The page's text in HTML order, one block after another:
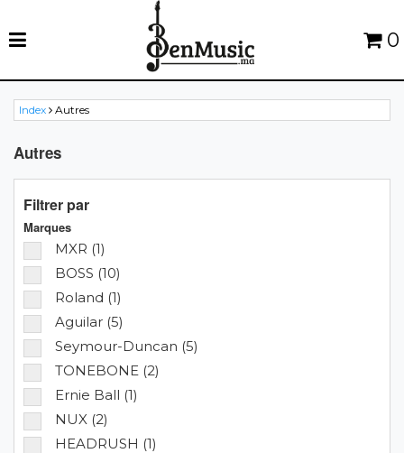
0
Index Autres
Autres
Filtrer par
Marques
MXR (1)
BOSS (10)
Roland (1)
Aguilar (5)
Seymour-Duncan (5)
TONEBONE (2)
Ernie Ball (1)
NUX (2)
HEADRUSH (1)